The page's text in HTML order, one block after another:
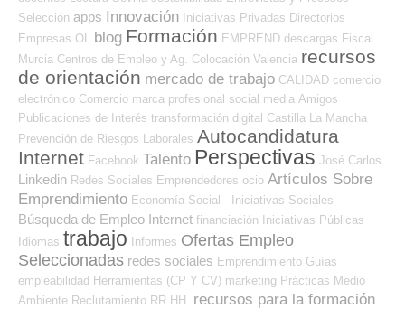
Selección apps Innovación Iniciativas Privadas Directorios
Empresas OL
blog Formación EMPREND descargas Fiscal
Murcia Centros de Empleo y Ag. Colocación Valencia recursos
de orientación mercado de trabajo CALIDAD comercio
electrónico Comercio marca profesional social media Amigos
Publicaciones de Interés transformación digital Castilla La Mancha
Prevención de Riesgos Laborales Autocandidatura
Internet Facebook Talento Perspectivas José Carlos
Linkedin Redes Sociales Emprendedores ocio Artículos Sobre
Emprendimiento Economía Social - Iniciativas Sociales
Búsqueda de Empleo Internet financiación
Iniciativas Públicas
Idiomas trabajo Informes Ofertas Empleo
Seleccionadas redes sociales Emprendimiento Guías
empleabilidad Herramientas (CP Y CV) marketing Prácticas Medio
Ambiente Reclutamiento RR.HH. recursos para la formación